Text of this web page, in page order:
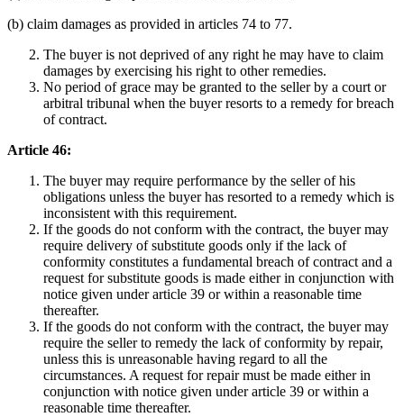
(b) claim damages as provided in articles 74 to 77.
The buyer is not deprived of any right he may have to claim
damages by exercising his right to other remedies.
No period of grace may be granted to the seller by a court or
arbitral tribunal when the buyer resorts to a remedy for breach
of contract.
Article 46:
The buyer may require performance by the seller of his
obligations unless the buyer has resorted to a remedy which is
inconsistent with this requirement.
If the goods do not conform with the contract, the buyer may
require delivery of substitute goods only if the lack of
conformity constitutes a fundamental breach of contract and a
request for substitute goods is made either in conjunction with
notice given under article 39 or within a reasonable time
thereafter.
If the goods do not conform with the contract, the buyer may
require the seller to remedy the lack of conformity by repair,
unless this is unreasonable having regard to all the
circumstances. A request for repair must be made either in
conjunction with notice given under article 39 or within a
reasonable time thereafter.